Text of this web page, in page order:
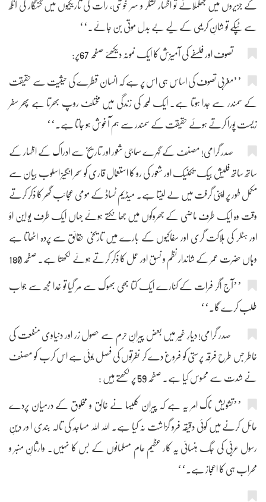
کے جزیروں میں جھلملائے تو اظہار تشکر و سر خوشی، رات کی تاریکیوں میں گنہگار کی آنکھ
سے ٹپکے تو شانِ کریمی کے لیے بے بدل موتی بن جائے۔‘‘
تصوف اور فلسفے کی آمیزش کا ایک نمونہ دیکھئے صفحہ 67پر:
’’مغربی تصوف کی اساس ہی اس پر ہے کہ انسان قطرے کی حیثیت سے حقیقت
کے سمندر سے جدا ہوتا ہے۔ ایک لمحہ کی زندگی میں مختلف روپ بھرتا ہے پھر سفر
زیست پورا کرتے ہوئے حقیقت کے سمندر سے ہم آغوش ہو جاتا ہے۔‘‘
صدر گرامی! مصنف کے گہرے سماجی شعور اور تاریخ سے ادراک کے اظہار کے
ساتھ ساتھ فلیش بیک تکنیک اور شعور کی رو کا استعمال قاری کو سحر انگیز اسلوب بیان سے
مکمل طور پر اپنی گرفت میں لے لیتا ہے۔ میڈیم ٹساڈ کے مومی عجائب گھر کا ذکر کرتے
وقت وہ ایک طرف ماضی کے جھروکوں میں جھانکتے ہوئے جہاں ایک طرف یو این اؤ
اور ہٹلر کی ہلاکت گری اور سفاکیوں کے بارے میں تاریخی حقائق سے پردہ اٹھاتا ہے
وہاں حضرت عمر کے شاندار نظم و نسق اور عمل کا ذکر کرتے ہوئے لکھتا ہے۔ صفحہ 180
’’آج اگر فرات کے کنارے ایک کتا بھی بھوک سے مر گیا تو خدا مجھ سے جواب
طلب کرے گا۔‘‘
صدر گرامی! دیارِ غیر میں بعض پیرانِ حرم سے حصول زر اور دنیاوی منفعت کی
خاطر جس طرح فرقہ پرستی کو فروغ دے کر نفرتوں کی فصل بوئی ہے اس کرب کو مصنف
نے شدت سے محسوس کیا ہے۔ صفحہ 59 پر لکھتے ہیں :
’’تشویش ناک امر یہ ہے کہ پیران کلیسا نے خالق و مخلوق کے درمیان پردے
حائل کرنے میں کوئی دقیقہ فرو گزاشت نہ کیا ہے۔ اللہ اللہ مساجد کی تالہ بندی ا ور دینِ
رسول عربیؐ کی جگ ہنسائی یہ کار عظیم عام مسلمانوں کے بس کا نہیں۔ وارثانِ منبر و
محراب ہی کا اعجاز ہے۔‘‘